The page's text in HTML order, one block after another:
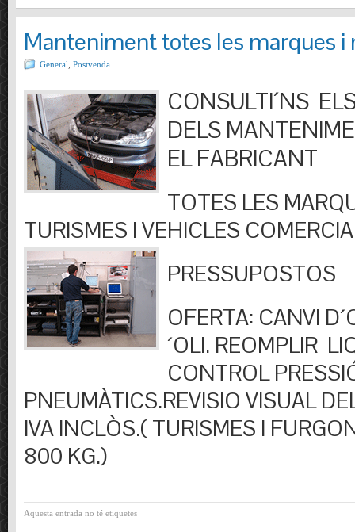
Manteniment totes les marques i
General Postvenda
CONSULTI´NS
DELS
EL FABRICANT
TOTES LES
TURISMES I VEHICLES
PRESSUPOSTOS
OFERTA: CANVI
´OLI. REOMPLIR
CONTROL
PNEUMÀTICS.REVISIO VISUAL
IVA INCLÒS.( TURISMES I
800 KG.)
Aquesta entrada no té etiquetes